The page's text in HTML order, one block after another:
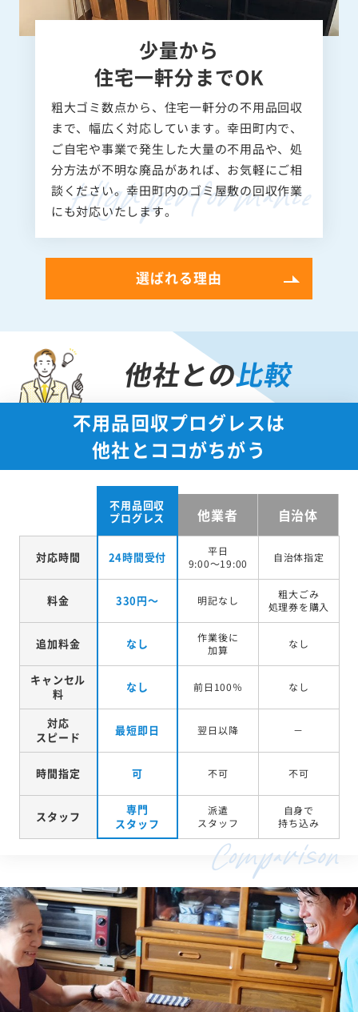
少量から
住宅一軒分までOK
粗大ゴミ数点から、住宅一軒分の不用品回収
まで、幅広く対応しています。幸田町内で、
ご自宅や事業で発生した大量の不用品や、処
分方法が不明な廃品があれば、お気軽にご相
談ください。幸田町内のゴミ屋敷の回収作業
にも対応いたします。
選ばれる理由
他社との比較
不用品回収プログレスは
他社とココがちがう
不用品回収
プログレス
他業者 自治体
対応時間 24時間受付
平日
9:00～19:00
自治体指定
料金 330円～ 明記なし
粗大ごみ
処理券を購入
追加料金 なし
作業後に
加算
なし
キャンセル
料
なし 前日100％ なし
対応
スピード
最短即日 翌日以降 －
時間指定 可 不可 不可
スタッフ
専門
スタッフ
派遣
スタッフ
自身で
持ち込み